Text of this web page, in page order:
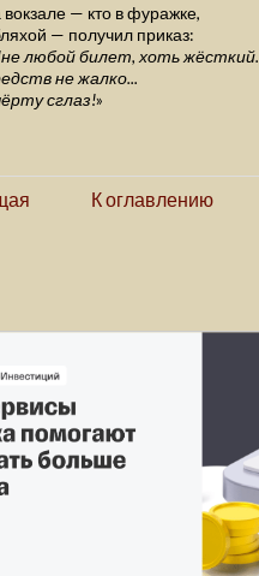
вокзале — кто в фуражке,
— получил приказ:
любой билет, хоть жёсткий.
не жалко...
сглаз!»
К оглавлению